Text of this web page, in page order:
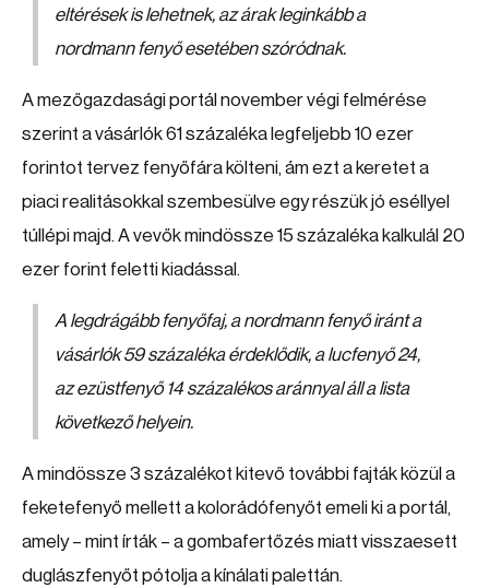
eltérések is lehetnek, az árak leginkább a
nordmann fenyő esetében szóródnak.
A mezőgazdasági portál november végi felmérése
szerint a vásárlók 61 százaléka legfeljebb 10 ezer
forintot tervez fenyőfára költeni, ám ezt a keretet a
piaci realitásokkal szembesülve egy részük jó eséllyel
túllépi majd. A vevők mindössze 15 százaléka kalkulál 20
ezer forint feletti kiadással.
A legdrágább fenyőfaj, a nordmann fenyő iránt a
vásárlók 59 százaléka érdeklődik, a lucfenyő 24,
az ezüstfenyő 14 százalékos aránnyal áll a lista
következő helyein.
A mindössze 3 százalékot kitevő további fajták közül a
feketefenyő mellett a kolorádófenyőt emeli ki a portál,
amely – mint írták – a gombafertőzés miatt visszaesett
duglászfenyőt pótolja a kínálati palettán.